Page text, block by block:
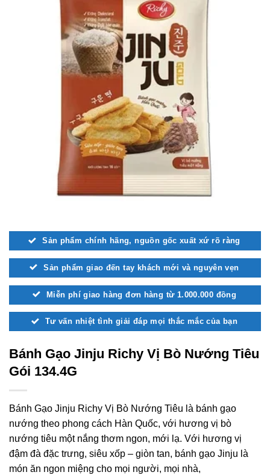
Sản phẩm chính hãng, nguồn gốc xuất xứ rõ ràng
Sản phẩm giao đến tay khách mới và nguyên vẹn
Miễn phí giao hàng đơn hàng từ 1.000.000 đồng
Tư vấn nhiệt tình giải đáp mọi thắc mắc của bạn
Bánh Gạo Jinju Richy Vị Bò Nướng Tiêu
Gói 134.4G
Bánh Gạo Jinju Richy Vị Bò Nướng Tiêu là bánh gạo
nướng theo phong cách Hàn Quốc, với hương vị bò
nướng tiêu một nắng thơm ngon, mới lạ. Với hương vị
đậm đà đặc trưng, siêu xốp – giòn tan, bánh gạo Jinju là
món ăn ngon miệng cho mọi người, mọi nhà,